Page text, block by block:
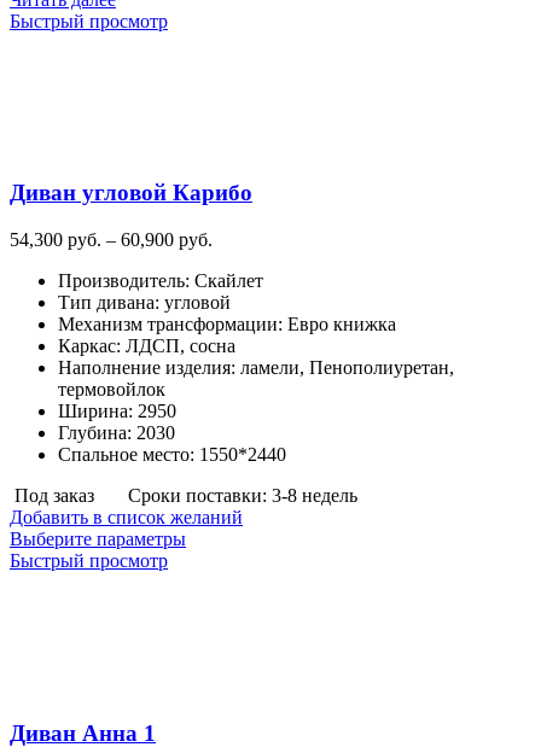
Быстрый просмотр
Диван угловой Карибо
54,300 руб. – 60,900 руб.
54,300
руб.
–
60,900
руб.
Производитель: Скайлет
Тип дивана: угловой
Механизм трансформации: Евро книжка
Каркас: ЛДСП, сосна
Наполнение изделия: ламели, Пенополиуретан,
термовойлок
Ширина: 2950
Глубина: 2030
Спальное место: 1550*2440
Под заказ
Сроки поставки: 3-8 недель
Добавить в список желаний
Выберите параметрыЭтот
Быстрый просмотр
Диван Анна 1